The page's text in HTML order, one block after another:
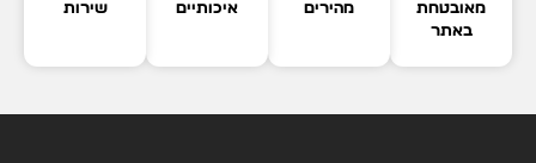
מאובטחת
באתר
מהירים
איכותיים
שירות